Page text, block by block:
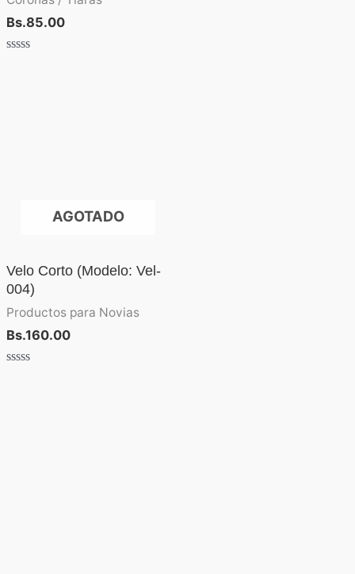
Bs.85.00
AGOTADO
Velo Corto (Modelo: Vel-
004)
Productos para Novias
Bs.160.00